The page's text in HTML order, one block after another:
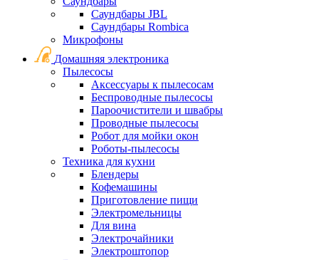
Саундбары JBL
Саундбары Rombica
Микрофоны
Домашняя электроника
Пылесосы
Аксессуары к пылесосам
Беспроводные пылесосы
Пароочистители и швабры
Проводные пылесосы
Робот для мойки окон
Роботы-пылесосы
Техника для кухни
Блендеры
Кофемашины
Приготовление пищи
Электромельницы
Для вина
Электрочайники
Электроштопор